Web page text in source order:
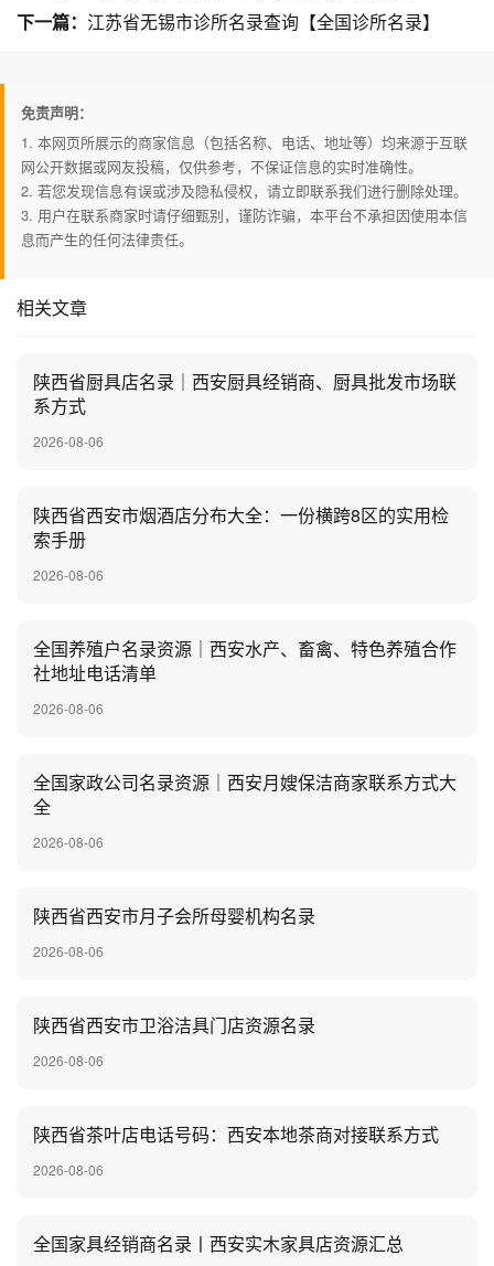
下一篇： 江苏省无锡市诊所名录查询【全国诊所名录】
免责声明：
1. 本网页所展示的商家信息（包括名称、电话、地址等）均来源于互联
网公开数据或网友投稿，仅供参考，不保证信息的实时准确性。
2. 若您发现信息有误或涉及隐私侵权，请立即联系我们进行删除处理。
3. 用户在联系商家时请仔细甄别，谨防诈骗，本平台不承担因使用本信
息而产生的任何法律责任。
相关文章
陕西省厨具店名录｜西安厨具经销商、厨具批发市场联
系方式
2026-08-06
陕西省西安市烟酒店分布大全：一份横跨8区的实用检
索手册
2026-08-06
全国养殖户名录资源｜西安水产、畜禽、特色养殖合作
社地址电话清单
2026-08-06
全国家政公司名录资源｜西安月嫂保洁商家联系方式大
全
2026-08-06
陕西省西安市月子会所母婴机构名录
2026-08-06
陕西省西安市卫浴洁具门店资源名录
2026-08-06
陕西省茶叶店电话号码：西安本地茶商对接联系方式
2026-08-06
全国家具经销商名录丨西安实木家具店资源汇总